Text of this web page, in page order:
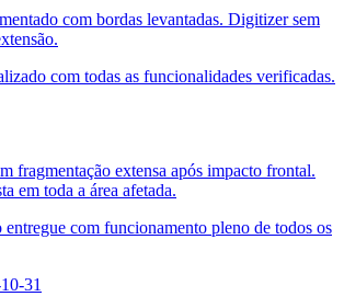
com bordas levantadas. Digitizer sem
com todas as funcionalidades verificadas.
fragmentação extensa após impacto frontal.
em toda a área afetada.
com funcionamento pleno de todos os
31